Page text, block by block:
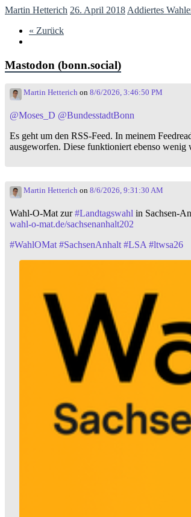
Martin Hetterich 26. April 2018 Addiertes
« Zurück
Mastodon (bonn.social)
Martin Hetterich on 8/6/2026, 3:46:50 PM
@Moses_D @BundesstadtBonn
Es geht um den RSS-Feed. In meinem
ausgeworfen. Diese funktioniert ebenso
Martin Hetterich on 8/6/2026, 9:31:30 AM
Wahl-O-Mat zur#Landtagswahl in Sachsen-
wahl-o-mat.de/sachsenanhalt202
#WahlOMat #SachsenAnhalt #LSA #ltwsa26